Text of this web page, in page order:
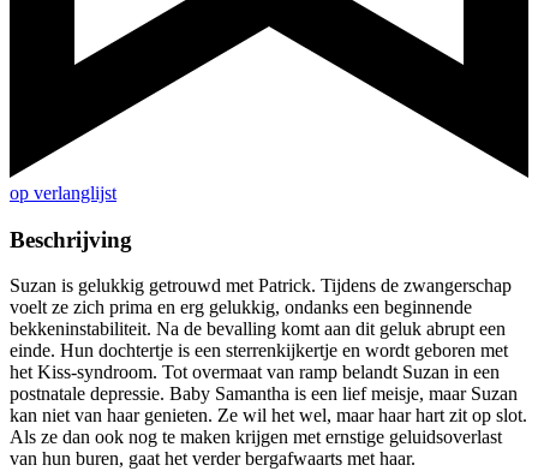
op verlanglijst
Beschrijving
Suzan is gelukkig getrouwd met Patrick. Tijdens de zwangerschap
voelt ze zich prima en erg gelukkig, ondanks een beginnende
bekkeninstabiliteit. Na de bevalling komt aan dit geluk abrupt een
einde. Hun dochtertje is een sterrenkijkertje en wordt geboren met
het Kiss-syndroom. Tot overmaat van ramp belandt Suzan in een
postnatale depressie. Baby Samantha is een lief meisje, maar Suzan
kan niet van haar genieten. Ze wil het wel, maar haar hart zit op slot.
Als ze dan ook nog te maken krijgen met ernstige geluidsoverlast
van hun buren, gaat het verder bergafwaarts met haar.